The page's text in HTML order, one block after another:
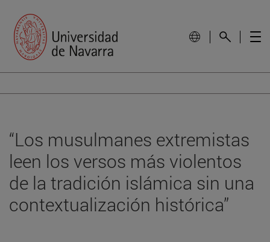
“Los musulmanes extremistas
leen los versos más violentos
de la tradición islámica sin una
contextualización histórica”